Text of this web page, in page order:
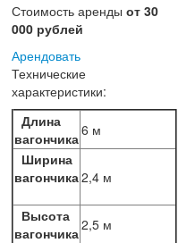
Стоимость аренды от 30
000 рублей
Арендовать
Технические
характеристики:
Длина
вагончика6 м
Ширина
вагончика2,4 м
Высота
вагончика2,5 м